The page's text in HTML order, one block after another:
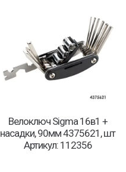
Велоключ Sigma 16в1 +
насадки, 90мм 4375621, шт
Артикул: 112356